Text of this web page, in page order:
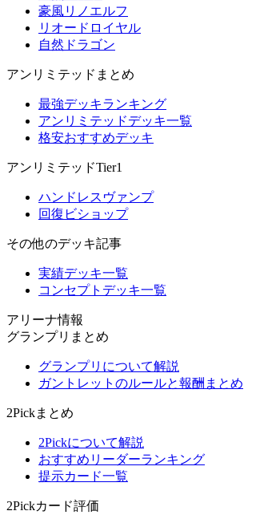
豪風リノエルフ
リオードロイヤル
自然ドラゴン
アンリミテッドまとめ
最強デッキランキング
アンリミテッドデッキ一覧
格安おすすめデッキ
アンリミテッドTier1
ハンドレスヴァンプ
回復ビショップ
その他のデッキ記事
実績デッキ一覧
コンセプトデッキ一覧
アリーナ情報
グランプリまとめ
グランプリについて解説
ガントレットのルールと報酬まとめ
2Pickまとめ
2Pickについて解説
おすすめリーダーランキング
提示カード一覧
2Pickカード評価